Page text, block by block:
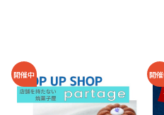
開催中 開